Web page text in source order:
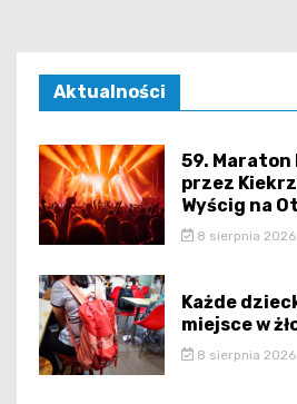
Aktualności
59. Maraton
przez
Wyścig na
8 sierpnia 2026
Każde
miejsce w
8 sierpnia 2026